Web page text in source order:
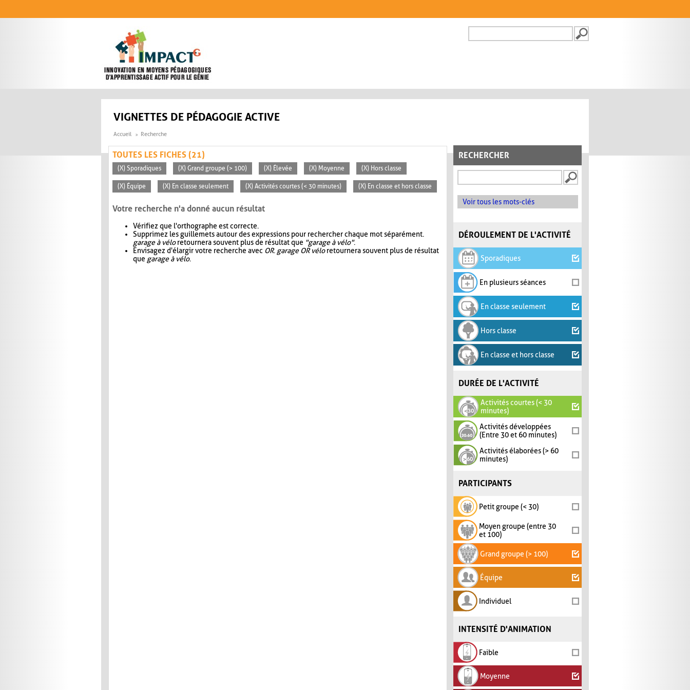
FORMULAIRE DE
VIGNETTES DE PÉDAGOGIE ACTIVE
Accueil Recherche
RECHERCHER
Voir tous les mots-clés
DÉROULEMENT DE L'ACTIVITÉ
Sporadiques
En plusieurs séances
En classe seulement
Hors classe
En classe et hors classe
DURÉE DE L'ACTIVITÉ
Activités courtes (< 30
minutes)
Activités développées
(Entre 30 et 60 minutes)
Activités élaborées (> 60
minutes)
PARTICIPANTS
Petit groupe (< 30)
Moyen groupe (entre 30
et 100)
Grand groupe (> 100)
Équipe
Individuel
INTENSITÉ D'ANIMATION
Faible
Moyenne
TOUTES LES FICHES (21)
(X) Sporadiques (X) Grand groupe (> 100) (X) Élevée (X) Moyenne (X) Hors classe
(X) Équipe (X) En classe seulement (X) Activités courtes (< 30 minutes) (X) En classe et hors classe
Votre recherche n'a donné aucun résultat
Vérifiez que l'orthographe est correcte.
Supprimez les guillemets autour des expressions pour rechercher chaque mot séparément.
garage à véloretournera souvent plus de résultat que "garage à vélo".
Envisagez d'élargir votre recherche avec OR. garage OR véloretournera souvent plus de résultat
que garage à vélo.